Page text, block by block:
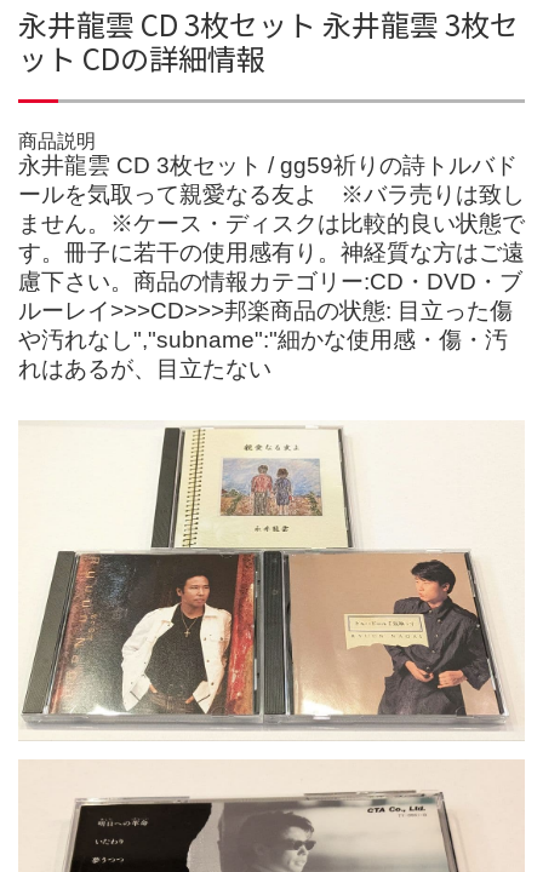
永井龍雲 CD 3枚セット 永井龍雲 3枚セ
ット CDの詳細情報
商品説明
永井龍雲 CD 3枚セット / gg59祈りの詩トルバド
ールを気取って親愛なる友よ ※バラ売りは致し
ません。※ケース・ディスクは比較的良い状態で
す。冊子に若干の使用感有り。神経質な方はご遠
慮下さい。商品の情報カテゴリー:CD・DVD・ブ
ルーレイ>>>CD>>>邦楽商品の状態: 目立った傷
や汚れなし","subname":"細かな使用感・傷・汚
れはあるが、目立たない